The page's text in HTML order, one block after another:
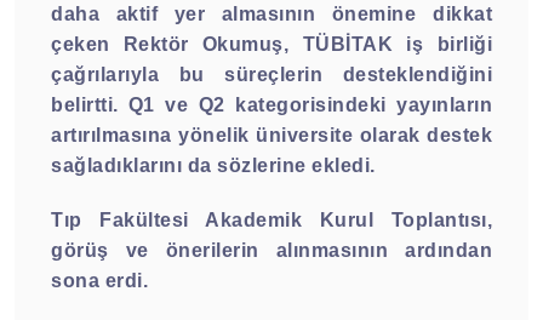
daha aktif yer almasının önemine dikkat
çeken Rektör Okumuş, TÜBİTAK iş birliği
çağrılarıyla bu süreçlerin desteklendiğini
belirtti. Q1 ve Q2 kategorisindeki yayınların
artırılmasına yönelik üniversite olarak destek
sağladıklarını da sözlerine ekledi.
Tıp Fakültesi Akademik Kurul Toplantısı,
görüş ve önerilerin alınmasının ardından
sona erdi.